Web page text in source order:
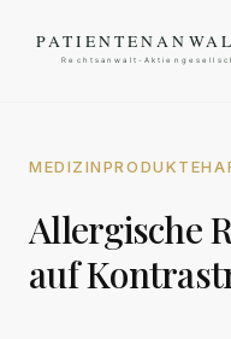
Allergische
auf